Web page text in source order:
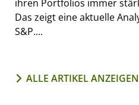
ihren Portfolios immer
Das zeigt eine aktuelle
S&P....
ALLE ARTIKEL ANZEIGEN